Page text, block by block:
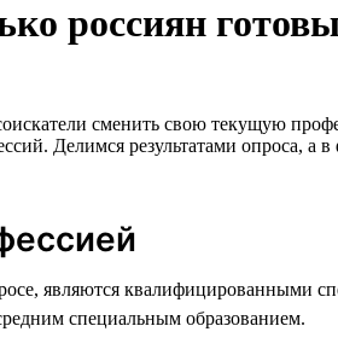
россиян
сменить свою текущую
Делимся результатами опроса, а
являются
специальным образованием.